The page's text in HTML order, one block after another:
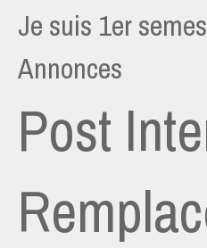
Je suis 1er
Annonces
Post